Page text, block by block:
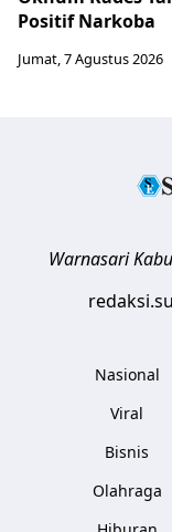
Positif Narkoba
Jumat, 7 Agustus 2026
Warnasari
Nasional
Viral
Bisnis
Olahraga